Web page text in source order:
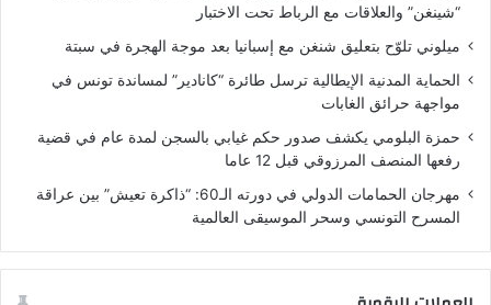
“شينغن” والعلاقات مع الرباط تحت الاختبار
ميلوني تلوّح بتعليق شنغن مع إسبانيا بعد موجة الهجرة في سبتة
الحماية المدنية الإيطالية ترسل طائرة “كانادير” لمساندة تونس في
مواجهة حرائق الغابات
حمزة البلومي يكشف صدور حكم غيابي بالسجن لمدة عام في قضية
رفعها المنصف المرزوقي قبل 12 عاما
مهرجان الحمامات الدولي في دورته الـ60: “ذاكرة تعيش” بين عراقة
المسرح التونسي وسحر الموسيقى العالمية